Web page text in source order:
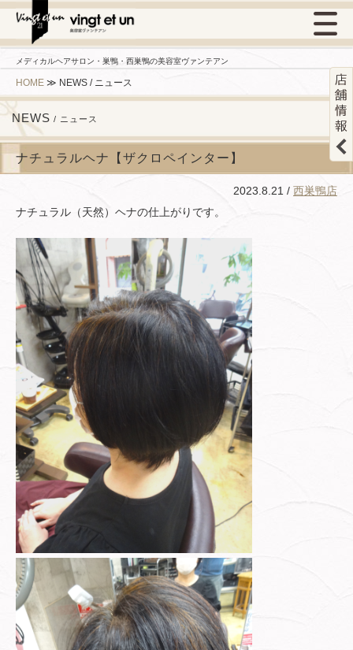
メディカルヘアサロン・巣鴨・西巣鴨の美容室ヴァンテアン
HOME ≫ NEWS / ニュース
NEWS / ニュース
ナチュラルヘナ【ザクロペインター】
2023.8.21 / 西巣鴨店
ナチュラル（天然）ヘナの仕上がりです。